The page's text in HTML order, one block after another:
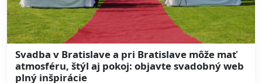
Svadba v Bratislave a pri Bratislave môže mať
atmosféru, štýl aj pokoj: objavte svadobný web
plný inšpirácie